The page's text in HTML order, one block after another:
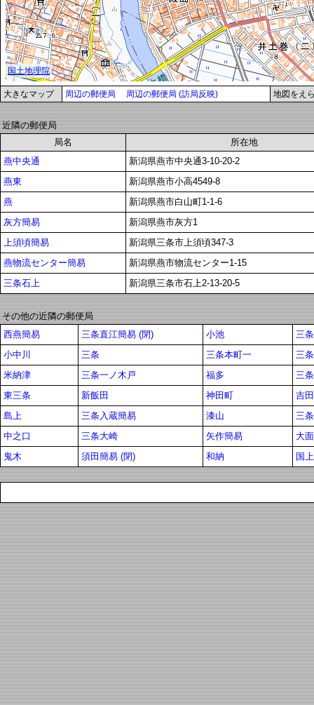
大きなマップ 周辺の郵便局 周辺の郵便局 (訪局反映) 地図をえ
近隣の郵便局
局名
所在地
燕中央通
新潟県燕市中央通3-10-20-2
燕東
新潟県燕市小高4549-8
燕
新潟県燕市白山町1-1-6
灰方簡易
新潟県燕市灰方1
上須頃簡易
新潟県三条市上須頃347-3
燕物流センター簡易
新潟県燕市物流センター1-15
三条石上
新潟県三条市石上2-13-20-5
その他の近隣の郵便局
西燕簡易
三条直江簡易 (閉) 小池
三
小中川
三条 三条本町一
三
米納津
三条一ノ木戸 福多
三
東三条
新飯田 神田町
吉
島上
三条入蔵簡易 漆山
三
中之口
三条大崎 矢作簡易
大面
鬼木
須田簡易 (閉) 和納 国上